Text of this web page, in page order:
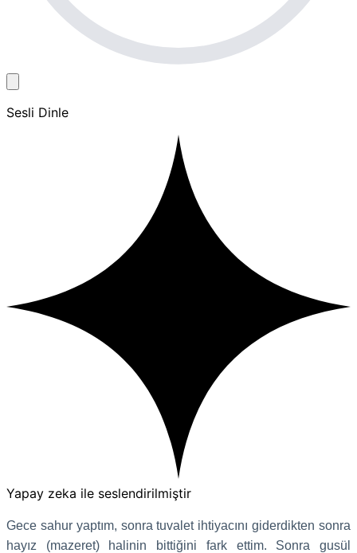
Sesli Dinle
Yapay zeka ile seslendirilmiştir
Gece sahur yaptım, sonra tuvalet ihtiyacını giderdikten sonra
hayız (mazeret) halinin bittiğini fark ettim. Sonra gusül